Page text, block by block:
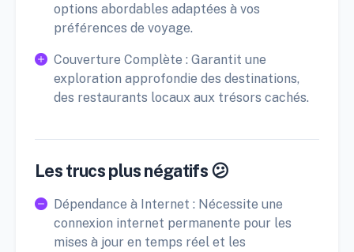
options abordables adaptées à vos
préférences de voyage.
Couverture Complète : Garantit une
exploration approfondie des destinations,
des restaurants locaux aux trésors cachés.
Les trucs plus négatifs 😕
Dépendance à Internet : Nécessite une
connexion internet permanente pour les
mises à jour en temps réel et les